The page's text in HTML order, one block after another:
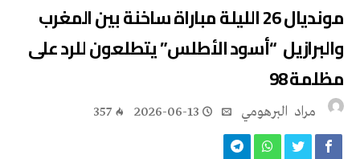
مونديال 26 الليلة مباراة ساخنة بين المغرب
والبرازيل “أسود الأطلس” يتطلعون للرد على
مظلمة 98
مراد‭ ‬ البرهومي 2026-06-13
357